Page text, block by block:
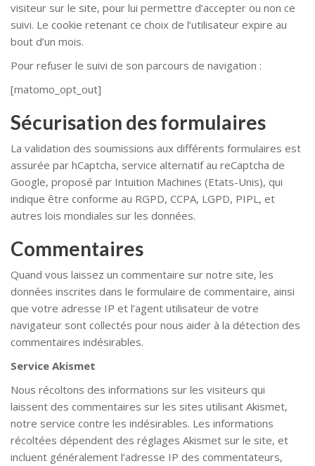
visiteur sur le site, pour lui permettre d’accepter ou non ce
suivi. Le cookie retenant ce choix de l’utilisateur expire au
bout d’un mois.
Pour refuser le suivi de son parcours de navigation :
[matomo_opt_out]
Sécurisation des formulaires
La validation des soumissions aux différents formulaires est
assurée par hCaptcha, service alternatif au reCaptcha de
Google, proposé par Intuition Machines (Etats-Unis), qui
indique être conforme au RGPD, CCPA, LGPD, PIPL, et
autres lois mondiales sur les données.
Commentaires
Quand vous laissez un commentaire sur notre site, les
données inscrites dans le formulaire de commentaire, ainsi
que votre adresse IP et l’agent utilisateur de votre
navigateur sont collectés pour nous aider à la détection des
commentaires indésirables.
Service Akismet
Nous récoltons des informations sur les visiteurs qui
laissent des commentaires sur les sites utilisant Akismet,
notre service contre les indésirables. Les informations
récoltées dépendent des réglages Akismet sur le site, et
incluent généralement l’adresse IP des commentateurs,